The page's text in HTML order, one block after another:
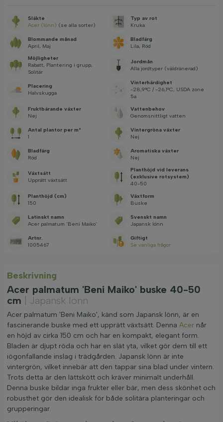
Släkte
Acer (lönn) (se alla sorter)
Typ av rot
Kruka
Blommande månad
April, Maj
Bladfärg
Lila, Röd
Möjligheter
Rabatt, Plantering i grupp,
Solitär
Jordmån
Alla jordtyper (väldränerad)
Placering
Halvskugga
Vinterhärdighet
-28,9°C / -26,1°C, USDA zone
5a
Fruktbärande växter
Nej
Vattenbehov
Genomsnittligt vatten
Antal plantor per m²
1
Vintergröna växter
Nej
Bladfärg
Röd
Aromatiska växter
Nej
Växtsätt
Upprätt växtsätt
Planthöjd vid leverans
(exklusive rotsystem)
40-50
Planthöjd (cm)
150
Växtform
Buske
Latinskt namn
Acer palmatum 'Beni Maiko'
Svenskt namn
Japansk lönn
Artnr.
1005467
Giftigt
Se vanliga frågor
Beskrivning
Acer palmatum 'Beni Maiko' buske 40-50
cm
| Japansk lönn
Acer palmatum 'Beni Maiko', känd som Japansk lönn, är en
fascinerande buske med ett upprätt växtsätt. Denna Acer når
en höjd av cirka 150 cm och har en kompakt, elegant form.
Bladen är djupt röda och har en slät yta, vilket gör dem till ett
iögonfallande inslag i trädgården. Japansk lönn är inte
vintergrön, vilket innebär att den tappar sina blad under vintern.
Trots detta är den lättskött och kräver minimalt underhåll.
Denna buske bildar inga frukter eller bär, men dess skönhet och
robusthet gör den idealisk för både solitära planteringar och
grupperingar.